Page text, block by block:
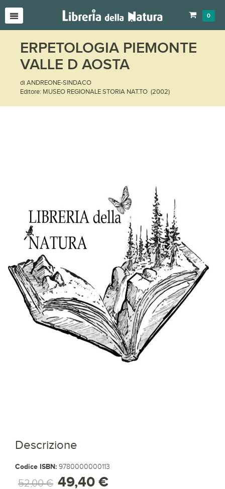
0
ERPETOLOGIA PIEMONTE
VALLE D AOSTA
di ANDREONE-SINDACO
Editore: MUSEO REGIONALE STORIA NAT.TO (2002)
Descrizione
Codice ISBN: 9780000000113
52,00 € 49,40 €